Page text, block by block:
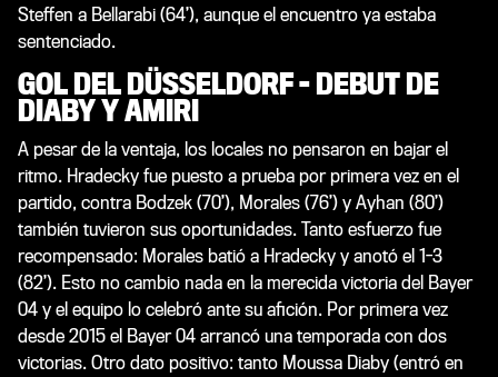
Steffen a Bellarabi (64’), aunque el encuentro ya estaba
sentenciado.
GOL DEL DÜSSELDORF - DEBUT DE
DIABY Y AMIRI
A pesar de la ventaja, los locales no pensaron en bajar el
ritmo. Hradecky fue puesto a prueba por primera vez en el
partido, contra Bodzek (70’), Morales (76’) y Ayhan (80’)
también tuvieron sus oportunidades. Tanto esfuerzo fue
recompensado: Morales batió a Hradecky y anotó el 1-3
(82’). Esto no cambio nada en la merecida victoria del Bayer
04 y el equipo lo celebró ante su afición. Por primera vez
desde 2015 el Bayer 04 arrancó una temporada con dos
victorias. Otro dato positivo: tanto Moussa Diaby (entró en